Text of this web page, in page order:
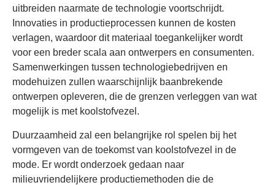
uitbreiden naarmate de technologie voortschrijdt.
Innovaties in productieprocessen kunnen de kosten
verlagen, waardoor dit materiaal toegankelijker wordt
voor een breder scala aan ontwerpers en consumenten.
Samenwerkingen tussen technologiebedrijven en
modehuizen zullen waarschijnlijk baanbrekende
ontwerpen opleveren, die de grenzen verleggen van wat
mogelijk is met koolstofvezel.
Duurzaamheid zal een belangrijke rol spelen bij het
vormgeven van de toekomst van koolstofvezel in de
mode. Er wordt onderzoek gedaan naar
milieuvriendelijkere productiemethoden die de